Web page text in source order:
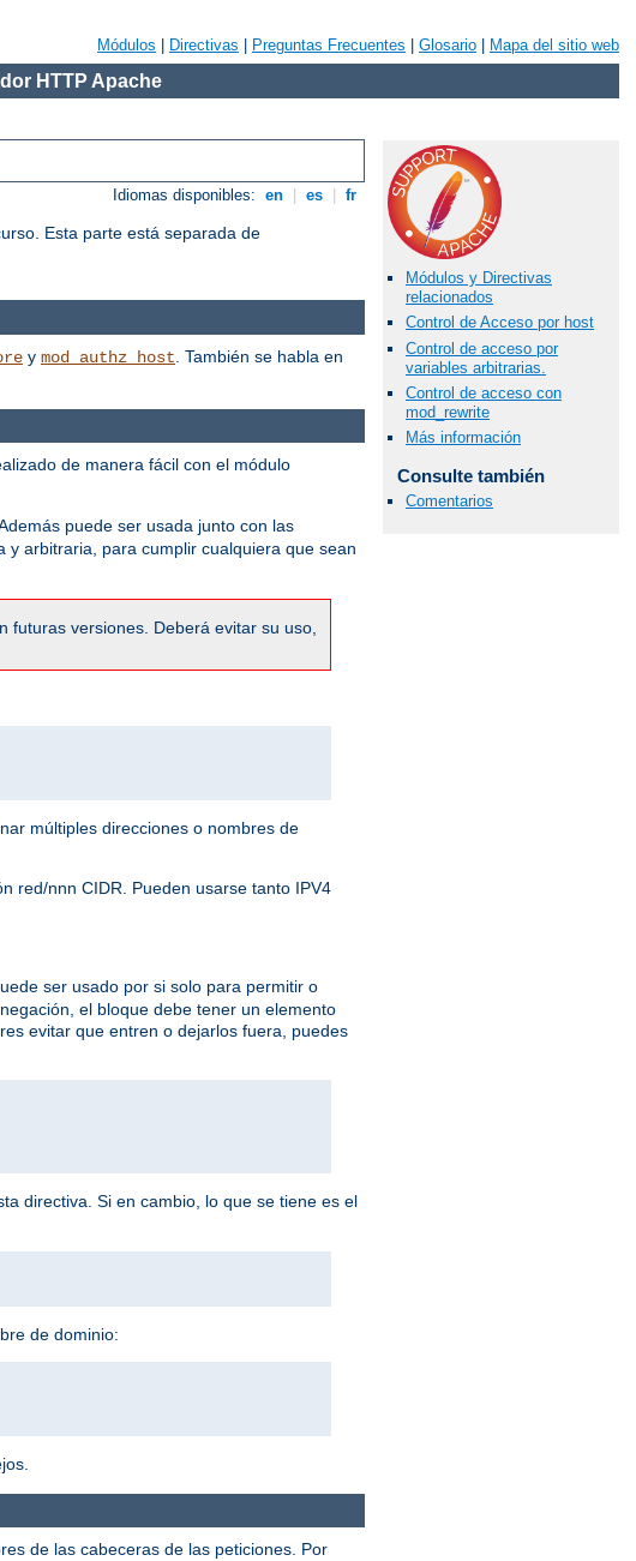
Módulos Directivas Preguntas Frecuentes Glosario Mapa del sitio web
HTTP Apache
Idiomas disponibles: en es fr
Esta parte está separada de
Módulos y Directivas
relacionados
Control de Acceso por host
Control de acceso por
variables arbitrarias.
Control de acceso con
mod_rewrite
Más información
Consulte también
Comentarios
y mod_authz_host . También se habla en
de manera fácil con el módulo
puede ser usada junto con las
y arbitraria, para cumplir cualquiera que sean
futuras versiones. Deberá evitar su uso,
múltiples direcciones o nombres de
red/nnn CIDR. Pueden usarse tanto IPV4
ser usado por si solo para permitir o
el bloque debe tener un elemento
evitar que entren o dejarlos fuera, puedes
directiva. Si en cambio, lo que se tiene es el
de dominio:
de las cabeceras de las peticiones. Por